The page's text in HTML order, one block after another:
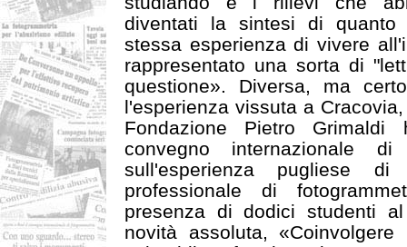
diventati la sintesi di quanto
stessa esperienza di vivere
rappresentato una sorta di
questione». Diversa, ma
l'esperienza vissuta a
Fondazione Pietro
convegno internazionale
sull'esperienza pugliese
professionale di
presenza di dodici studenti
novità assoluta,